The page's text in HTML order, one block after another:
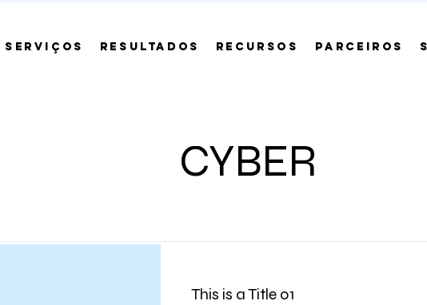
SERVIÇOS RESULTADOS RECURSOS PARCEIROS
CYBER
This is a Title 01